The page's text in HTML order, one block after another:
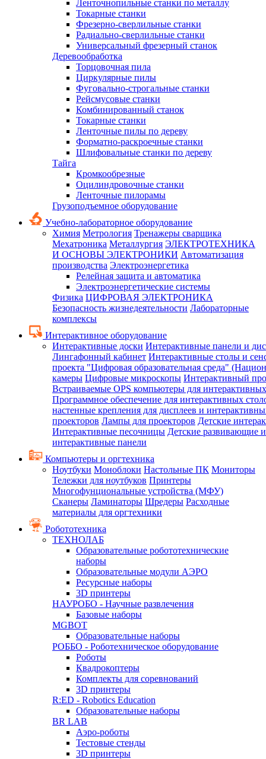
Ленточнопильные станки по металлу
Токарные станки
Фрезерно-сверлильные станки
Радиально-сверлильные станки
Универсальный фрезерный станок
Деревообработка
Торцовочная пила
Циркулярные пилы
Фуговально-строгальные станки
Рейсмусовые станки
Комбинированный станок
Токарные станки
Ленточные пилы по дереву
Форматно-раскроечные станки
Шлифовальные станки по дереву
Тайга
Кромкообрезные
Оцилиндровочные станки
Ленточные пилорамы
Грузоподъемное оборудование
Учебно-лабораторное оборудование
Химия Метрология Тренажеры сварщика
Мехатроника Металлургия ЭЛЕКТРОТЕХНИКА
И ОСНОВЫ ЭЛЕКТРОНИКИ Автоматизация
производства Электроэнергетика
Релейная защита и автоматика
Электроэнергетические системы
Физика ЦИФРОВАЯ ЭЛЕКТРОНИКА
Безопасность жизнедеятельности Лабораторные
комплексы
Интерактивное оборудование
Интерактивные доски Интерактивные панели и
Лингафонный кабинет Интерактивные столы и
проекта "Цифровая образовательная среда"
камеры Цифровые микроскопы Интерактивный
Встраиваемые OPS компьютеры для
Программное обеспечение для интерактивных
настенные крепления для дисплеев и
проекторов Лампы для проекторов Детские
Интерактивные песочницы Детские развивающие
интерактивные панели
Компьютеры и оргтехника
Ноутбуки Моноблоки Настольные ПК Мониторы
Тележки для ноутбуков Принтеры
Многофунциональные устройства (МФУ)
Сканеры Ламинаторы Шредеры Расходные
материалы для оргтехники
Робототехника
ТЕХНОЛАБ
Образовательные робототехнические
наборы
Образовательные модули АЭРО
Ресурсные наборы
3D принтеры
НАУРОБО - Научные развлечения
Базовые наборы
MGBOT
Образовательные наборы
РОББО - Роботехническое оборудование
Роботы
Квадрокоптеры
Комплекты для соревнований
3D принтеры
R:ED - Robotics Education
Образовательные наборы
BR LAB
Аэро-роботы
Тестовые стенды
3D принтеры